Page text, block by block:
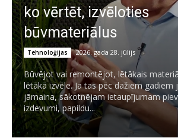
ko vērtēt, izvēloties
būvmateriālus
Tehnoloģijas 2026. gada 28. jūlijs
Būvējot vai remontējot, lētākais
lētākā izvēle. Ja tas pēc dažiem gadiem
jāmaina, sākotnējam ietaupījumam
izdevumi, papildu...